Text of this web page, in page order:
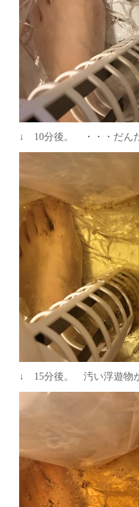
↓ 10分後。 ・・・だん
↓ 15分後。 汚い浮遊物